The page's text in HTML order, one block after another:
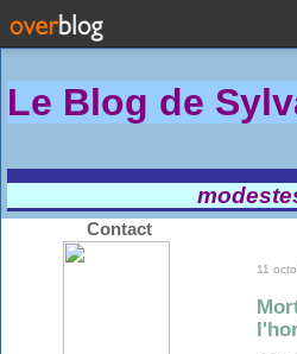
Le Blog de
Contact
11